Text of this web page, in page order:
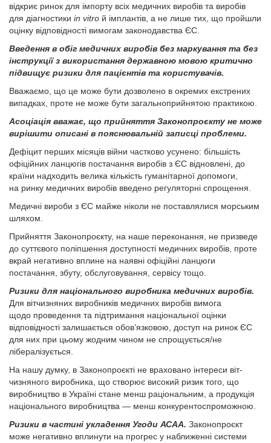
відкриє ринок для імпорту всіх медичних виробів та виробів
для діагностики in vitro й імплантів, а не лише тих, що пройшли
оцінку відповідності вимогам законодавства ЄС.
Введення в обіг медичних виробів без маркування та без
інструкції з використання державною мовою критично
підвищує ризики для пацієнтів та користувачів.
Вважаємо, що це може бути дозволено в окремих екстрених
випадках, проте не може бути загальноприйнятою практикою.
Асоціація вважає, що прийняття Законопроєкту не може
вирішити описані в пояснювальній записці проб­леми.
Дефіцит перших місяців війни частково усунено: більшість
офіційних ланцюгів постачання виробів з ЄС відновлені, до
країни надходить велика кількість гуманітарної допомоги,
на ринку медичних виробів введено регуляторні спрощення.
Медичні вироби з ЄС майже ніколи не поставлялися морським
шляхом.
Прийняття Законопроєкту, на наше переконання, не призведе
до суттєвого поліпшення доступності медичних виробів, проте
вкрай негативно вплине на наявні офіційні ланцюги
постачання, збуту, обслуговування, сервісу тощо.
Ризики для національного виробника медичних виробів.
Для вітчизняних виробників медичних виробів вимога
щодо проведення та підтримання національної оцінки
відповідності залишається обов’язковою, доступ на ринок ЄС
для них при цьому жодним чином не спрощується/не
лібералізується.
На нашу думку, в Законопроєкті не враховано інтереси віт­
чизняного виробника, що створює високий ризик того, що
виробництво в Україні стане менш раціональним, а продукція
національного виробництва — менш конкурентоспроможною.
Ризики в частині укладення Угоди АСАА. Законопроєкт
може негативно вплинути на прогрес у наближенні системи